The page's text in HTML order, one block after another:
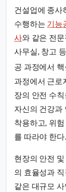
건설업에 종사
수행하는 기능
사와 같은 전문
사무실, 창고 등
공 과정에서
과정에서 근로
장의 안전 수
자신의 건강과
착용하고, 위
를 따라야 한다.
현장의 안전
의 효율성과
같은 대규모